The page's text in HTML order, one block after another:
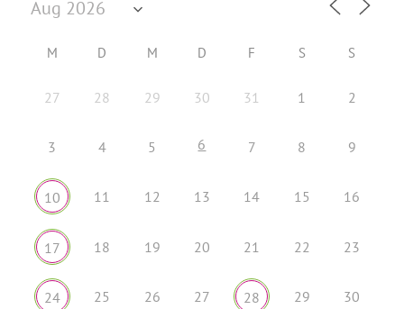
M D M D F S S
27 28 29 30 31 1 2
3 4 5 6 7 8 9
10 11 12 13 14 15 16
17 18 19 20 21 22 23
24 25 26 27 28 29 30